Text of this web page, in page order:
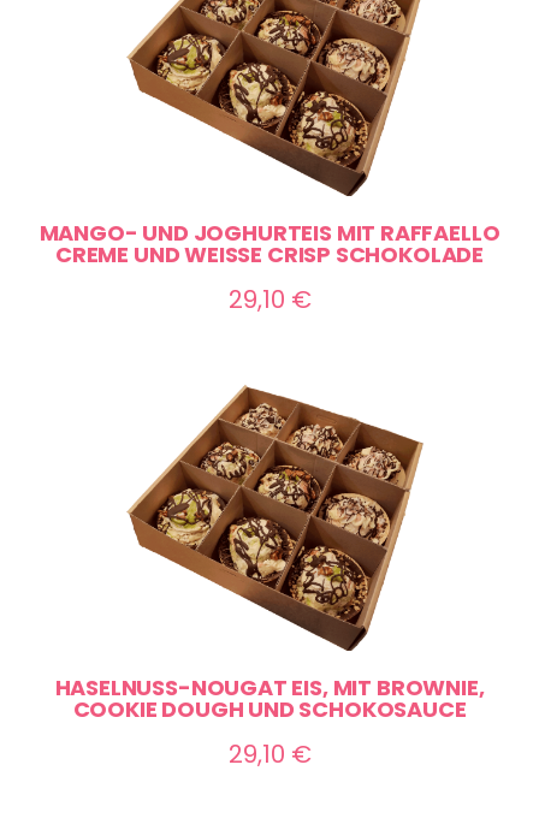
MANGO- UND JOGHURTEIS MIT RAFFAELLO
CREME UND WEISSE CRISP SCHOKOLADE
29,10 €
HASELNUSS-NOUGAT EIS, MIT BROWNIE,
COOKIE DOUGH UND SCHOKOSAUCE
29,10 €